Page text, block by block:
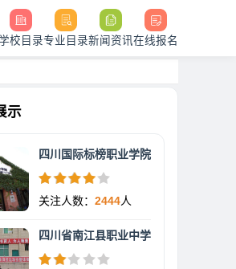
校目录专业目录新闻资讯在线报名
示
四川国际标榜职业学院
关注人数： 2444人
四川省南江县职业中学